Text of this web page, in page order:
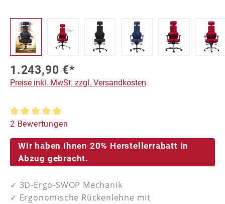
1.243,90 €*
Preise inkl. MwSt. zzgl. Versandkosten
Durchschnittliche Bewertung von 5 von 5 Sternen
2 Bewertungen
Wir haben Ihnen 20% Herstellerrabatt in
Abzug gebracht.
✓ 3D-Ergo-SWOP Mechanik
✓ Ergonomische Rückenlehne mit